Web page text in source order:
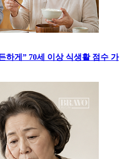
하게” 70세 이상 식생활 점수 가